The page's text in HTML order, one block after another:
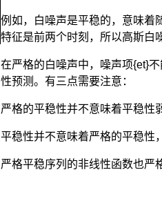
例如，白噪声是平稳的，意味着
特征是前两个时刻，所以高斯白
在严格的白噪声中，噪声项{et}
性预测。有三点需要注意：
严格的平稳性并不意味着平稳性
平稳性并不意味着严格的平稳性
严格平稳序列的非线性函数也严